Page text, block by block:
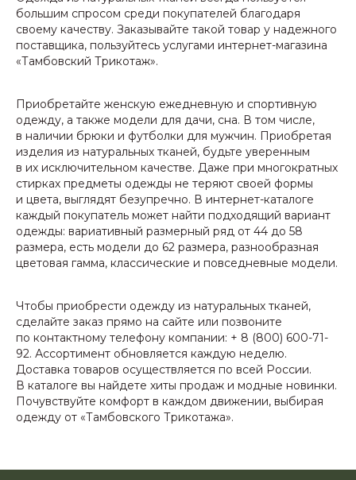
большим спросом среди покупателей благодаря
своему качеству. Заказывайте такой товар у надежного
поставщика, пользуйтесь услугами интернет-магазина
«Тамбовский Трикотаж».
Приобретайте женскую ежедневную и спортивную
одежду, а также модели для дачи, сна. В том числе,
в наличии брюки и футболки для мужчин. Приобретая
изделия из натуральных тканей, будьте уверенным
в их исключительном качестве. Даже при многократных
стирках предметы одежды не теряют своей формы
и цвета, выглядят безупречно. В интернет-каталоге
каждый покупатель может найти подходящий вариант
одежды: вариативный размерный ряд от 44 до 58
размера, есть модели до 62 размера, разнообразная
цветовая гамма, классические и повседневные модели.
Чтобы приобрести одежду из натуральных тканей,
сделайте заказ прямо на сайте или позвоните
по контактному телефону компании: + 8 (800) 600-71-
92. Ассортимент обновляется каждую неделю.
Доставка товаров осуществляется по всей России.
В каталоге вы найдете хиты продаж и модные новинки.
Почувствуйте комфорт в каждом движении, выбирая
одежду от «Тамбовского Трикотажа».